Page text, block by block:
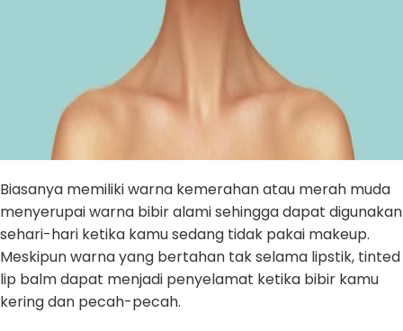
Biasanya memiliki warna kemerahan atau merah muda
menyerupai warna bibir alami sehingga dapat digunakan
sehari-hari ketika kamu sedang tidak pakai makeup.
Meskipun warna yang bertahan tak selama lipstik, tinted
lip balm dapat menjadi penyelamat ketika bibir kamu
kering dan pecah-pecah.